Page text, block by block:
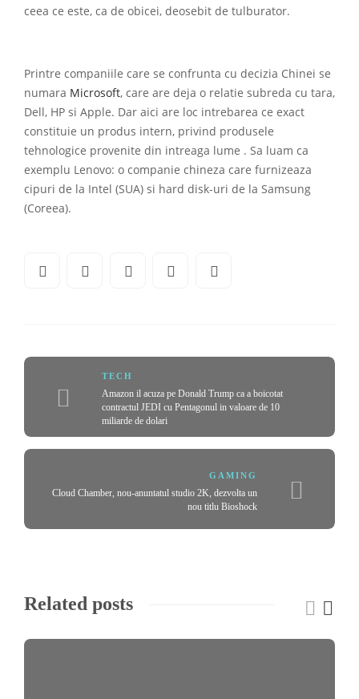
ceea ce este, ca de obicei, deosebit de tulburator.
Printre companiile care se confrunta cu decizia Chinei se
numara Microsoft, care are deja o relatie subreda cu tara,
Dell, HP si Apple. Dar aici are loc intrebarea ce exact
constituie un produs intern, privind produsele
tehnologice provenite din intreaga lume . Sa luam ca
exemplu Lenovo: o companie chineza care furnizeaza
cipuri de la Intel (SUA) si hard disk-uri de la Samsung
(Coreea).
TECH
Amazon il acuza pe Donald Trump ca a boicotat
contractul JEDI cu Pentagonul in valoare de 10
miliarde de dolari
GAMING
Cloud Chamber, nou-anuntatul studio 2K, dezvolta un
nou titlu Bioshock
Related posts